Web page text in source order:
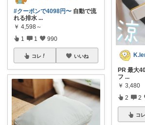
#クーポンで4098円〜 自動で流
れる排水 ...
￥ 4,598～
1 1 990
コレ いいね
PR 最大
フ ...
￥ 3,480
2 2
コレ